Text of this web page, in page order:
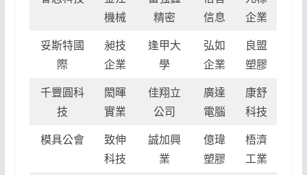
機械
精密
信息
企業
妥斯特國
際
昶技
企業
逢甲大
學
弘如
企業
良盟
塑膠
千豐圓科
技
閎暉
實業
佳翔立
公司
廣達
電腦
康舒
科技
模具公會
致伸
科技
誠加興
業
億瑋
塑膠
梧濟
工業